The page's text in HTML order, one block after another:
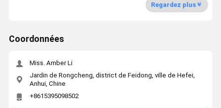
Regardez plus
Coordonnées
Miss. Amber Li
Jardin de Rongcheng, district de Feidong, ville de Hefei,
Anhui, Chine
+8615395098502